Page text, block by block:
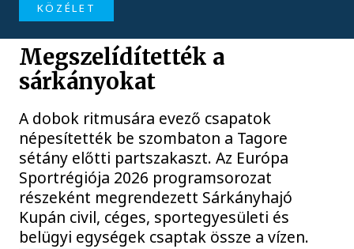
KÖZÉLET
Megszelídítették a
sárkányokat
A dobok ritmusára evező csapatok
népesítették be szombaton a Tagore
sétány előtti partszakaszt. Az Európa
Sportrégiója 2026 programsorozat
részeként megrendezett Sárkányhajó
Kupán civil, céges, sportegyesületi és
belügyi egységek csaptak össze a vízen.